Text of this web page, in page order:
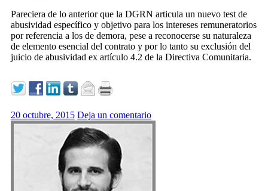
Pareciera de lo anterior que la DGRN articula un nuevo test de
abusividad específico y objetivo para los intereses remuneratorios
por referencia a los de demora, pese a reconocerse su naturaleza
de elemento esencial del contrato y por lo tanto su exclusión del
juicio de abusividad ex artículo 4.2 de la Directiva Comunitaria.
20 octubre, 2015 Deja un comentario